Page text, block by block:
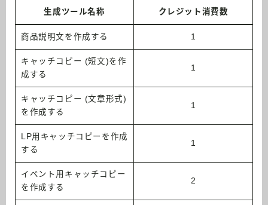
生成ツール名称 クレジット消費数
商品説明文を作成する 1
キャッチコピー (短文)を作
成する
1
キャッチコピー (文章形式)
を作成する
1
LP用キャッチコピーを作成
する
1
イベント用キャッチコピー
を作成する
2